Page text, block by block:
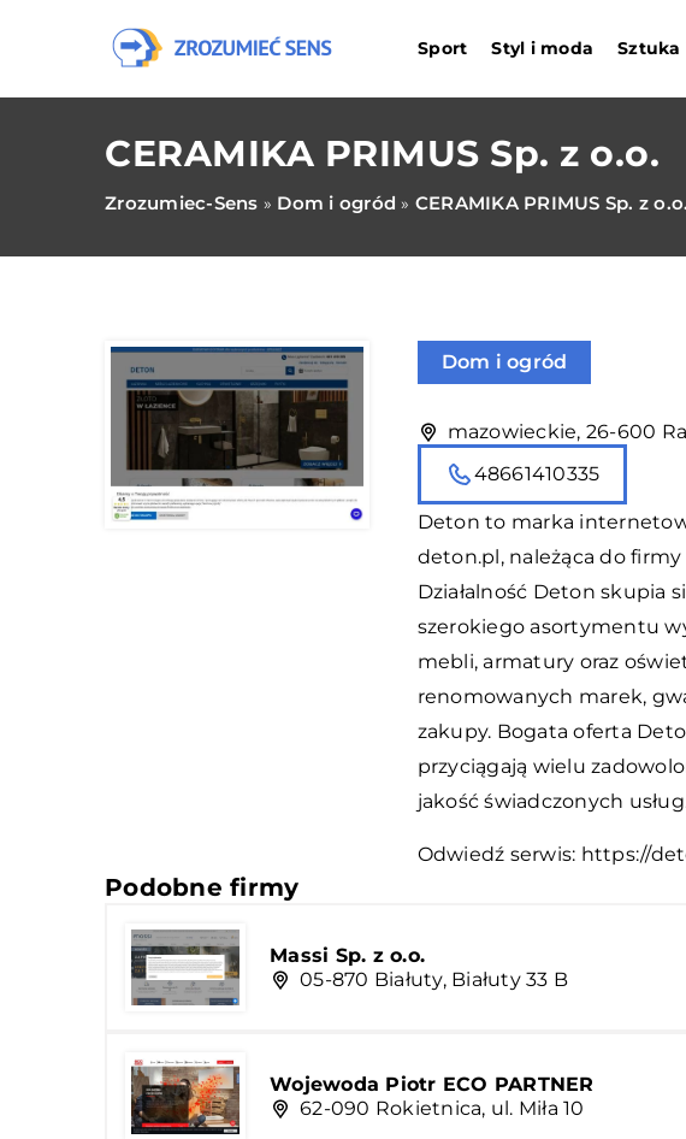
Sport Styl i moda Sztuka
CERAMIKA PRIMUS Sp. z o.o.
Zrozumiec-Sens » Dom i ogród » CERAMIKA PRIMUS Sp. z o.o.
Dom i ogród
mazowieckie, 26-600
48661410335
Deton to marka
deton.pl, należąca do firmy
Działalność Deton skupia
szerokiego asortymentu
mebli, armatury oraz
renomowanych marek,
zakupy. Bogata oferta
przyciągają wielu
jakość świadczonych
Odwiedź serwis: https://
Podobne firmy
Massi Sp. z o.o.
05-870 Białuty, Białuty 33 B
Wojewoda Piotr ECO PARTNER
62-090 Rokietnica, ul. Miła 10